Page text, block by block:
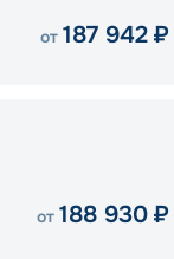
от 187 942 ₽
от 188 930 ₽